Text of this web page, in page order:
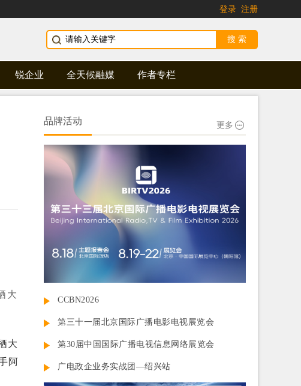
登录 注册
锐企业 全天候融媒 作者专栏
大
大
阿
品牌活动 更多
CCBN2026
第三十一届北京国际广播电影电视展览会
第30届中国国际广播电视信息网络展览会
广电政企业务实战团—绍兴站